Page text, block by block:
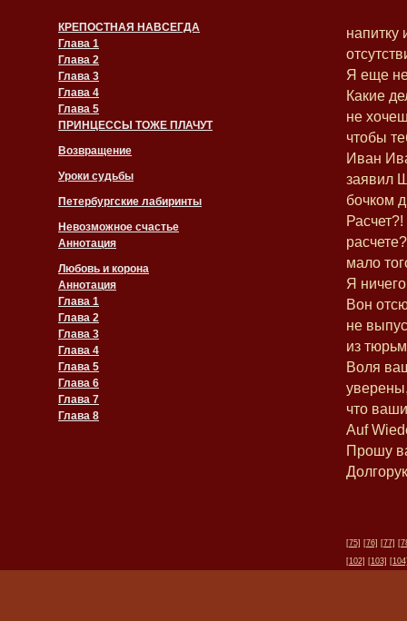
КРЕПОСТНАЯ НАВСЕГДА
Глава 1
Глава 2
Глава 3
Глава 4
Глава 5
ПРИНЦЕССЫ ТОЖЕ ПЛАЧУТ
Возвращение
Уроки судьбы
Петербургские лабиринты
Невозможное счастье
Аннотация
Любовь и корона
Аннотация
Глава 1
Глава 2
Глава 3
Глава 4
Глава 5
Глава 6
Глава 7
Глава 8
напитку
Я еще не
Какие
не
чтобы
Иван
заявил
бочком
мало
Я
Вон
не
из
Воля
что
Auf
Прошу
[75] [76] [77]
[102] [103]